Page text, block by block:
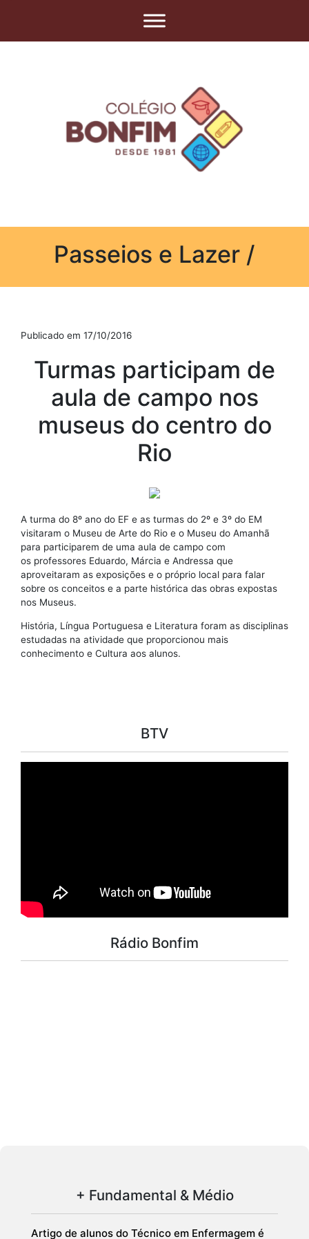
Passeios e Lazer /
Publicado em 17/10/2016
Turmas participam de
aula de campo nos
museus do centro do
Rio
A turma do 8º ano do EF e as turmas do 2º e 3º do EM
visitaram o Museu de Arte do Rio e o Museu do Amanhã
para participarem de uma aula de campo com
os professores Eduardo, Márcia e Andressa que
aproveitaram as exposições e o próprio local para falar
sobre os conceitos e a parte histórica das obras expostas
nos Museus.
História, Língua Portuguesa e Literatura foram as disciplinas
estudadas na atividade que proporcionou mais
conhecimento e Cultura aos alunos.
BTV
Rádio Bonfim
+ Fundamental & Médio
Artigo de alunos do Técnico em Enfermagem é